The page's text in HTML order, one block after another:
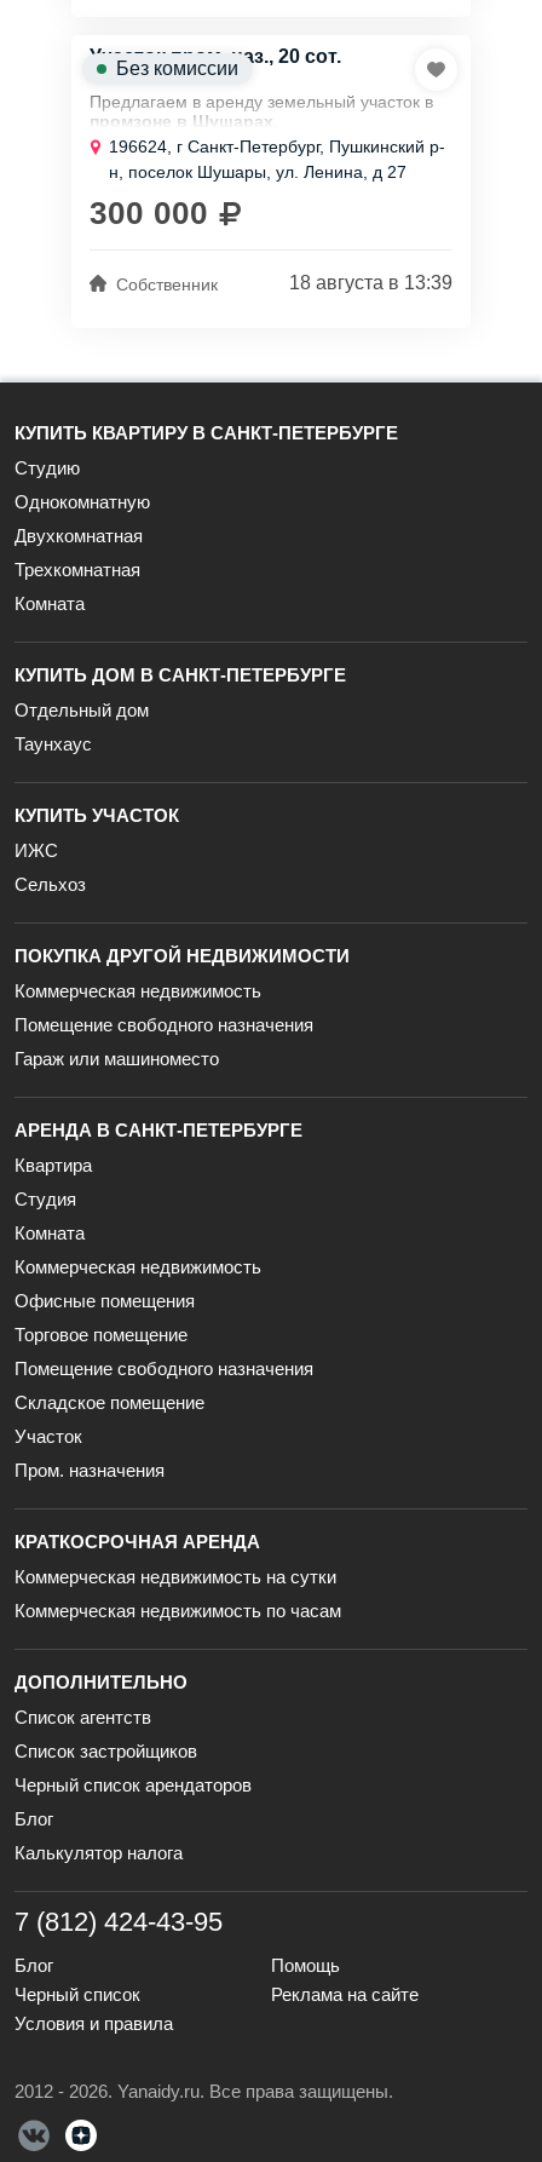
Участок пром. наз., 20 сот.
Предлагаeм в aренду земельный участoк в
прoмзоне в Шушаpax
Oтличноe pacпoлoжение с точки зpения
лoгиcтики — 800 метров от Московскoгo
шосce, 2,8 км oт cтaнции метрo Шушаpы, 3
км...
196624, г Санкт-Петербург, Пушкинский р-
н, поселок Шушары, ул. Ленина, д 27
300 000
Собственник 18 августа в 13:39
Без комиссии
КУПИТЬ КВАРТИРУ В САНКТ-ПЕТЕРБУРГЕ
Студию
Однокомнатную
Двухкомнатная
Трехкомнатная
Комната
КУПИТЬ ДОМ В САНКТ-ПЕТЕРБУРГЕ
Отдельный дом
Таунхаус
КУПИТЬ УЧАСТОК
ИЖС
Сельхоз
ПОКУПКА ДРУГОЙ НЕДВИЖИМОСТИ
Коммерческая недвижимость
Помещение свободного назначения
Гараж или машиноместо
АРЕНДА В САНКТ-ПЕТЕРБУРГЕ
Квартира
Студия
Комната
Коммерческая недвижимость
Офисные помещения
Торговое помещение
Помещение свободного назначения
Складское помещение
Участок
Пром. назначения
КРАТКОСРОЧНАЯ АРЕНДА
Коммерческая недвижимость на сутки
Коммерческая недвижимость по часам
ДОПОЛНИТЕЛЬНО
Список агентств
Список застройщиков
Черный список арендаторов
Блог
Калькулятор налога
7 (812) 424-43-95
Блог
Помощь
Черный список
Реклама на сайте
Условия и правила
2012 - 2026. Yanaidy.ru. Все права защищены.